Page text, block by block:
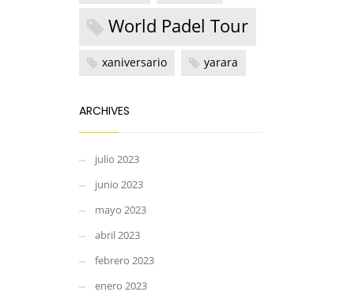
World Padel Tour
xaniversario yarara
ARCHIVES
julio 2023
junio 2023
mayo 2023
abril 2023
febrero 2023
enero 2023